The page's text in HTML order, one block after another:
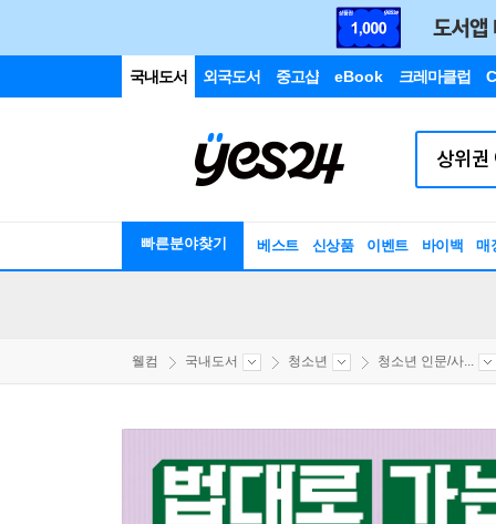
국내도서 외국도서 중고샵 eBook 크레마클럽
빠른분야찾기 베스트 신상품 이벤트 바이백 매
웰컴 국내도서 청소년 청소년 인문/사...